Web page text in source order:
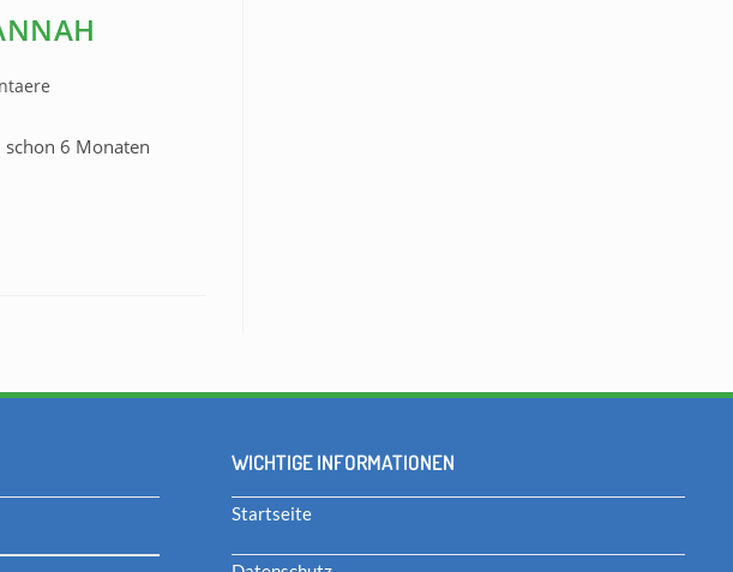
6 Monaten
WICHTIGE INFORMATIONEN
Startseite